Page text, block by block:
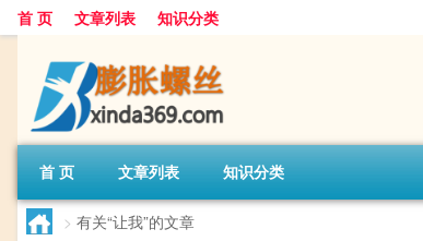
首 页 文章列表 知识分类
首 页 文章列表 知识分类
> 有关“让我”的文章